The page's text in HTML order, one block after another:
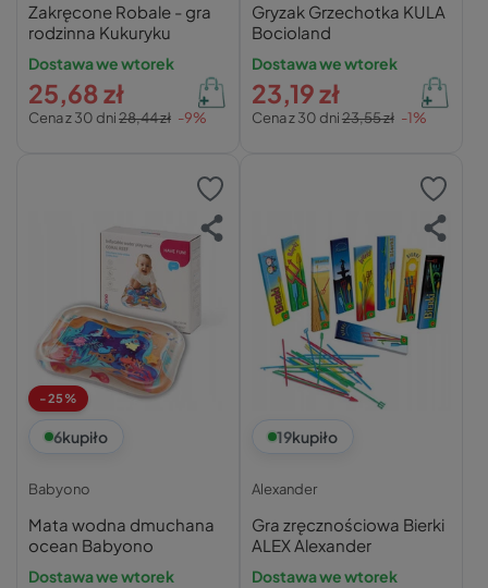
Zakręcone Robale - gra
rodzinna Kukuryku
Dostawa we wtorek
Cena z 30 dni28,44 zł -9%
25,68 zł
Gryzak Grzechotka KULA
Bocioland
Dostawa we wtorek
Cena z 30 dni23,55 zł -1%
23,19 zł
-25%
6kupiło
Babyono
Mata wodna dmuchana
ocean Babyono
Dostawa we wtorek
19kupiło
Alexander
Gra zręcznościowa Bierki
ALEX Alexander
Dostawa we wtorek